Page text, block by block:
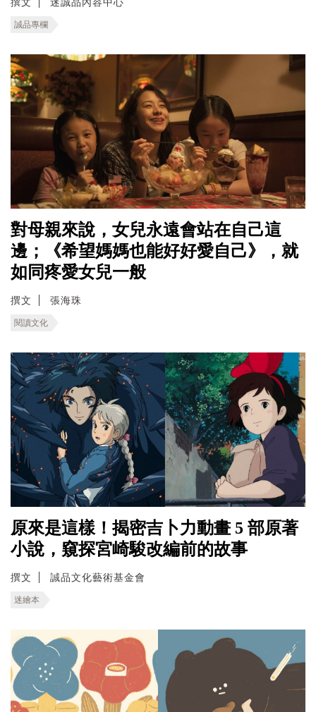
誠品專欄
對母親來說，女兒永遠會站在自己這
邊；《希望媽媽也能好好愛自己》，就
如同疼愛女兒一般
撰文 張海珠
閱讀文化
原來是這樣！揭密吉卜力動畫 5 部原著
小說，窺探宮崎駿改編前的故事
撰文 誠品文化藝術基金會
迷繪本